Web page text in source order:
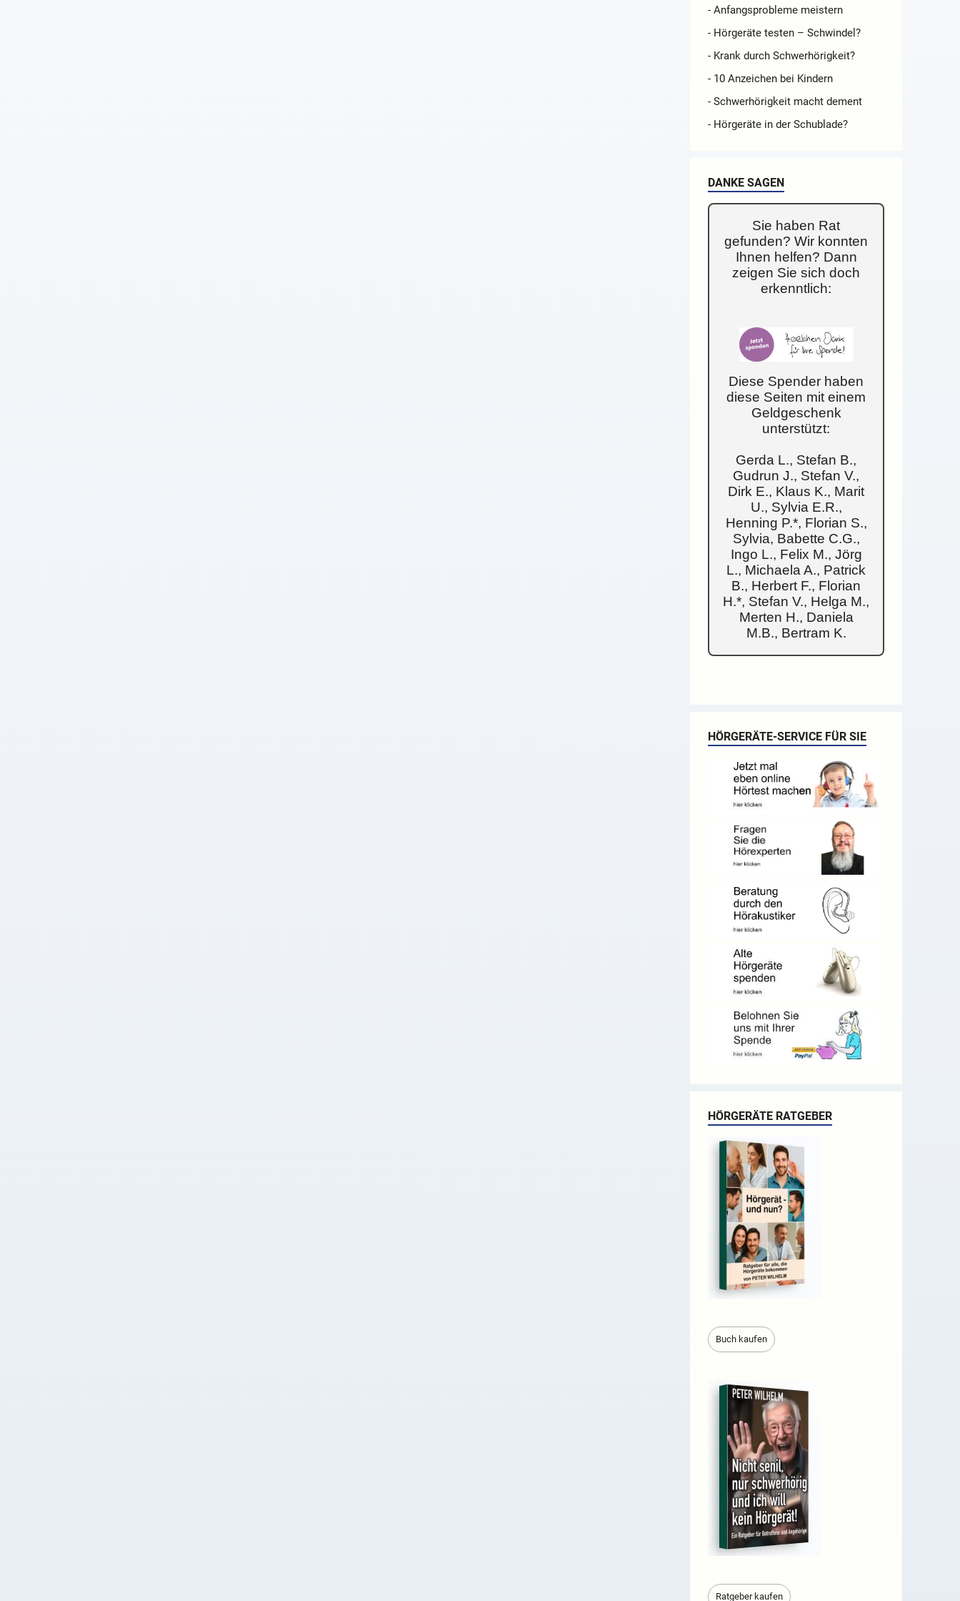
- Anfangsprobleme meistern
- Hörgeräte testen – Schwindel?
- Krank durch Schwerhörigkeit?
- 10 Anzeichen bei Kindern
- Schwerhörigkeit macht dement
- Hörgeräte in der Schublade?
DANKE SAGEN
Sie haben Rat
gefunden? Wir konnten
Ihnen helfen? Dann
zeigen Sie sich doch
erkenntlich:
Diese Spender haben
diese Seiten mit einem
Geldgeschenk
unterstützt:
Gerda L., Stefan B.,
Gudrun J., Stefan V.,
Dirk E., Klaus K., Marit
U., Sylvia E.R.,
Henning P.*, Florian S.,
Sylvia, Babette C.G.,
Ingo L., Felix M., Jörg
L., Michaela A., Patrick
B., Herbert F., Florian
H.*, Stefan V., Helga M.,
Merten H., Daniela
M.B., Bertram K.
HÖRGERÄTE-SERVICE FÜR SIE
HÖRGERÄTE RATGEBER
Buch kaufen
Ratgeber kaufen